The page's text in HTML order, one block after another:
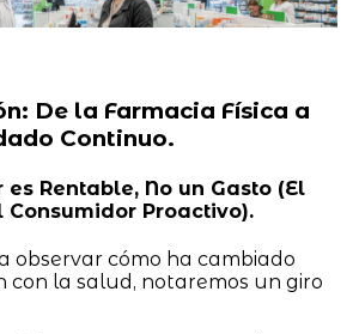
De la Farmacia Física a
Continuo.
es Rentable, No un Gasto (El
Consumidor Proactivo).
observar cómo ha cambiado
con la salud, notaremos un giro